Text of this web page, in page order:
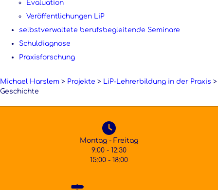
Evaluation
Veröffentlichungen LiP
selbstverwaltete berufsbegleitende Seminare
Schuldiagnose
Praxisforschung
Michael Harslem > Projekte > LiP-Lehrerbildung in der Praxis >
Geschichte
Montag - Freitag
9:00 - 12:30
15:00 - 18:00